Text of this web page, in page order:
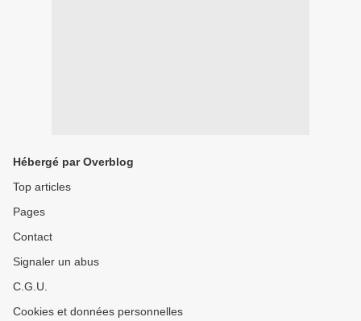
Hébergé par Overblog
Top articles
Pages
Contact
Signaler un abus
C.G.U.
Cookies et données personnelles